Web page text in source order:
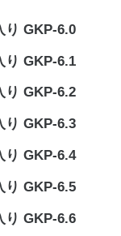
り GKP-6.0
り GKP-6.1
り GKP-6.2
り GKP-6.3
り GKP-6.4
り GKP-6.5
り GKP-6.6